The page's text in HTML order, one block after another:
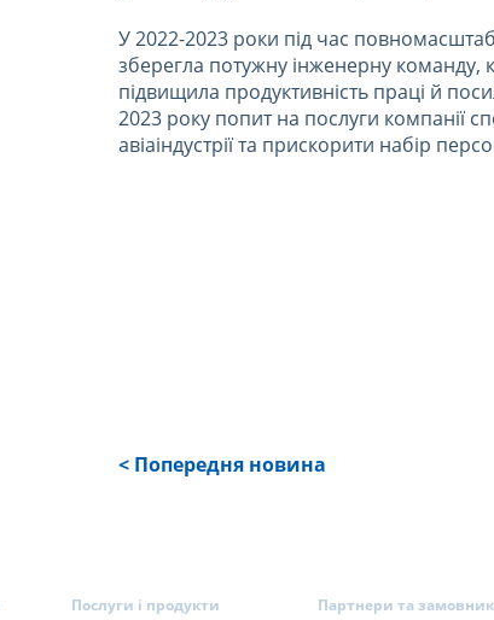
У 2022-2023 роки під час
зберегла потужну інженерну
підвищила продуктивність праці й
2023 року попит на послуги компанії
авіаіндустрії та прискорити набір
< Попередня новина
Послуги і продукти Партнери та